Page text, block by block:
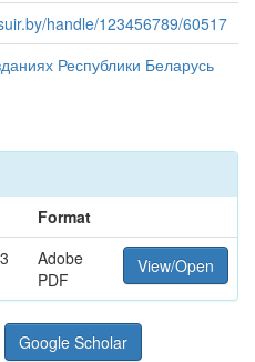
handle/123456789/60517
Республики Беларусь
Format
Adobe
PDF
View/Open
Google Scholar